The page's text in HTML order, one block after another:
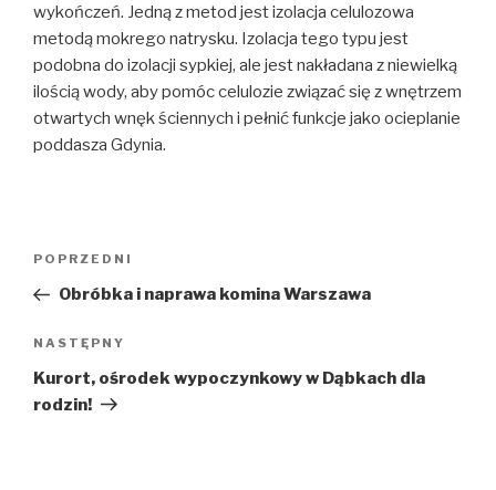
wykończeń. Jedną z metod jest izolacja celulozowa
metodą mokrego natrysku. Izolacja tego typu jest
podobna do izolacji sypkiej, ale jest nakładana z niewielką
ilością wody, aby pomóc celulozie związać się z wnętrzem
otwartych wnęk ściennych i pełnić funkcje jako ocieplanie
poddasza Gdynia.
Nawigacja
Poprzedni
wpis
POPRZEDNI
Obróbka i naprawa komina Warszawa
Następny
wpis
NASTĘPNY
Kurort, ośrodek wypoczynkowy w Dąbkach dla
rodzin!